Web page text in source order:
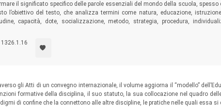
il significato specifico delle parole essenziali del mondo della scuola,
l’obiettivo del testo, che analizza termini come natura, educazione,
capacità, dote, socializzazione, metodo, strategia, procedura,
programma, programmazione, esperimento, valutazione, verifica,
1326.1.16
gli Atti di un convegno internazionale, il volume aggiorna il “modello”
formative della disciplina, il suo statuto, la sua collocazione nel quadro delle
di confine che la connettono alle altre discipline, le pratiche nelle quali essa si